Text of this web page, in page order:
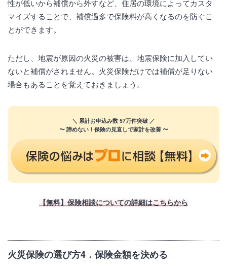
性が低いから補償から外すなど、住居の環境によってカスタ
マイズすることで、補償過多で保険料が高くなるのを防ぐこ
とができます。
ただし、地震が原因の火災の被害は、地震保険に加入してい
ないと補償がされません。火災保険だけでは補償が足りない
場合もあることを覚えておきましょう。
＼ 累計お申込み数 57万件突破 ／
〜 諦めない！保険の見直しで家計を改善 〜
【無料】保険相談についての詳細はこちらから
火災保険の選び方4．保険金額を決める